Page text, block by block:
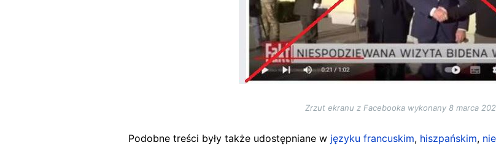
Zrzut ekranu z Facebooka wykonany 8 marca
Podobne treści były także udostępniane w języku francuskim, hiszpańskim,